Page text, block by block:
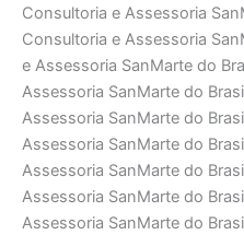
Consultoria e Assessoria
Consultoria e Assessoria
e Assessoria SanMarte do
Assessoria SanMarte do
Assessoria SanMarte do
Assessoria SanMarte do
Assessoria SanMarte do
Assessoria SanMarte do
Assessoria SanMarte do